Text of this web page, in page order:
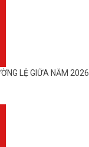
LỆ GIỮA NĂM 2026.